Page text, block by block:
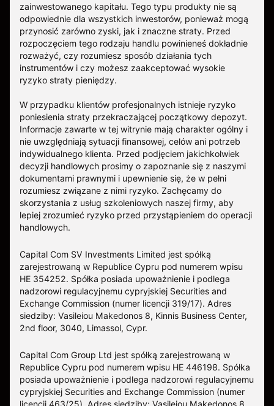
zainwestowanego kapitału. Tego typu produkty nie są
odpowiednie dla wszystkich inwestorów, ponieważ mogą
przynosić zarówno zyski, jak i znaczne straty. Przed
rozpoczęciem tego rodzaju handlu powinieneś dokładnie
rozważyć, czy rozumiesz sposób działania tych
instrumentów i czy możesz zaakceptować wysokie
ryzyko straty pieniędzy.
W przypadku klientów profesjonalnych istnieje ryzyko
poniesienia straty przekraczającej początkowy depozyt.
Informacje zawarte w tej witrynie mają charakter ogólny i
nie uwzględniają sytuacji finansowej, celów ani potrzeb
indywidualnego klienta. Przed podjęciem jakichkolwiek
decyzji handlowych prosimy o zapoznanie się z naszymi
dokumentami prawnymi i upewnienie się, że w pełni
rozumiesz związane z nimi ryzyko. Zachęcamy do
skorzystania z usług szkoleniowych naszej firmy, aby
lepiej zrozumieć ryzyko przed przystąpieniem do operacji
handlowych.
Capital Com SV Investments Limited jest spółką
zarejestrowaną w Republice Cypru pod numerem wpisu
HE 354252. Spółka posiada upoważnienie i podlega
nadzorowi regulacyjnemu cypryjskiej Securities and
Exchange Commission (numer licencji 319/17). Adres
siedziby: Vasileiou Makedonos 8, Kinnis Business Center,
2nd floor, 3040, Limassol, Cypr.
Capital Com Group Ltd jest spółką zarejestrowaną w
Republice Cypru pod numerem wpisu ΗΕ 446198. Spółka
posiada upoważnienie i podlega nadzorowi regulacyjnemu
cypryjskiej Securities and Exchange Commission (numer
licencji 463/25). Adres siedziby: Vasileiou Makedonos 8,